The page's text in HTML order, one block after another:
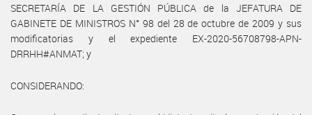
SECRETARÍA DE LA GESTIÓN PÚBLICA de la JEFATURA DE
GABINETE DE MINISTROS N° 98 del 28 de octubre de 2009 y sus
modificatorias y el expediente EX-2020-56708798-APN-
DRRHH#ANMAT; y
CONSIDERANDO: